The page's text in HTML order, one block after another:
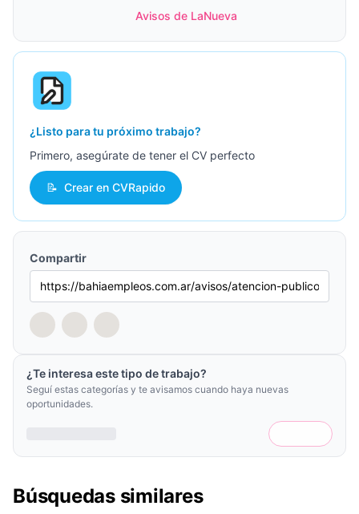
Avisos de LaNueva
¿Listo para tu próximo trabajo?
Primero, asegúrate de tener el CV perfecto
📝 Crear en CVRapido
Compartir
¿Te interesa este tipo de trabajo?
Seguí estas categorías y te avisamos cuando haya nuevas
oportunidades.
Búsquedas similares